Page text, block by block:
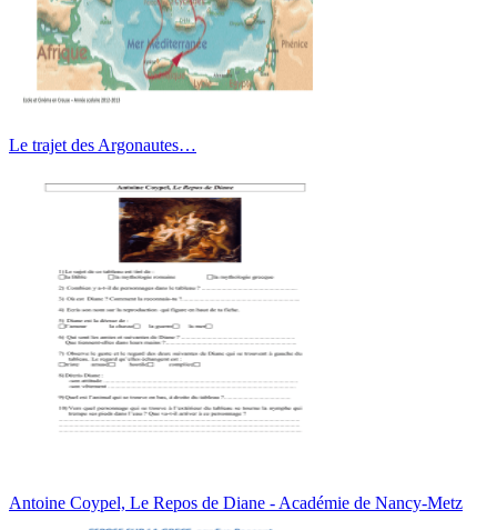
Le trajet des Argonautes…
Antoine Coypel, Le Repos de Diane - Académie de Nancy-Metz